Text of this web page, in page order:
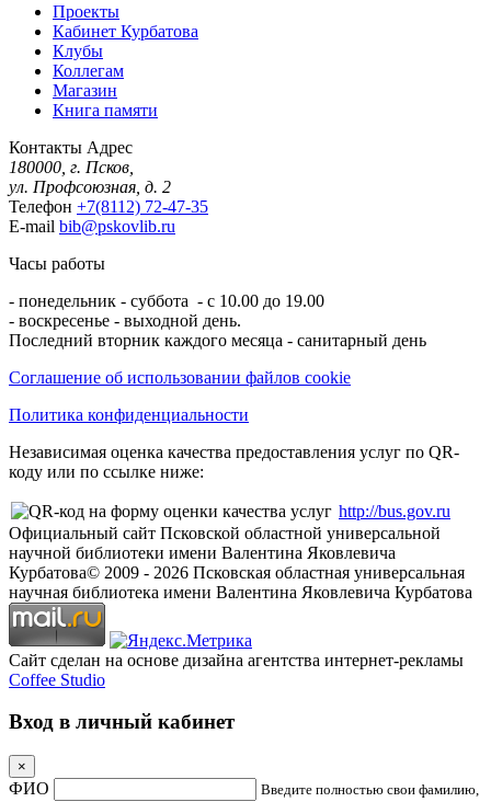
Проекты
Кабинет Курбатова
Клубы
Коллегам
Магазин
Книга памяти
Контакты Адрес
180000, г. Псков,
ул. Профсоюзная, д. 2
Телефон +7(8112) 72-47-35
E-mail bib@pskovlib.ru
Часы работы
- понедельник - суббота - с 10.00 до 19.00
- воскресенье - выходной день.
Последний вторник каждого месяца - санитарный день
Соглашение об использовании файлов cookie
Политика конфиденциальности
Независимая оценка качества предоставления услуг по QR-
коду или по ссылке ниже:
http://bus.gov.ru
Официальный сайт Псковской областной универсальной
научной библиотеки имени Валентина Яковлевича
Курбатова© 2009 - 2026 Псковская областная универсальная
научная библиотека имени Валентина Яковлевича Курбатова
Сайт сделан на основе дизайна агентства интернет-рекламы
Coffee Studio
Вход в личный кабинет
×
ФИО
Введите полностью свои фамилию,